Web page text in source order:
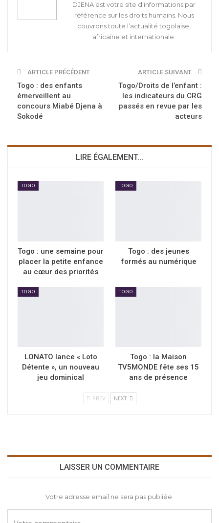
DJENA est votre site d’informations par
référence sur les droits humains. Nous
couvrons toute l’actualité togolaise,
africaine et internationale.
ARTICLE PRÉCÉDENT
Togo : des enfants
émerveillent au
concours Miabé Djena à
Sokodé
ARTICLE SUIVANT
Togo/Droits de l’enfant :
les indicateurs du CRG
passés en revue par les
acteurs
LIRE ÉGALEMENT...
TOGO
Togo : une semaine pour
placer la petite enfance
au cœur des priorités
TOGO
Togo : des jeunes
formés au numérique
TOGO
LONATO lance « Loto
Détente », un nouveau
jeu dominical
TOGO
Togo : la Maison
TV5MONDE fête ses 15
ans de présence
PREV NEXT
LAISSER UN COMMENTAIRE
Votre adresse email ne sera pas publiée.